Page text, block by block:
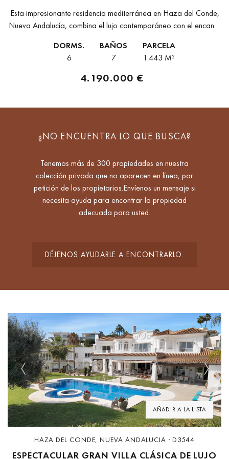
Esta impresionante residencia mediterránea en Haza del Conde,
Nueva Andalucía, combina el lujo contemporáneo con el encanto
detalles artesanales y acentos de...
DORMS.
6
BAÑOS
7
PARCELA
1.443 M²
4.190.000 €
¿NO ENCUENTRA LO QUE BUSCA?
Tenemos más de 300 propiedades en nuestra
colección privada que no aparecen en línea, por
petición de los propietarios.Envíenos un mensaje si
necesita ayuda para encontrar la propiedad
adecuada para usted.
DÉJENOS AYUDARLE A ENCONTRARLO.
AÑADIR A LA LISTA
Previous Next
HAZA DEL CONDE, NUEVA ANDALUCIA · D3544
ESPECTACULAR GRAN VILLA CLÁSICA DE LUJO